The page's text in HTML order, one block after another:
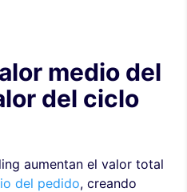
medio del
del ciclo
aumentan el valor total
del pedido, creando